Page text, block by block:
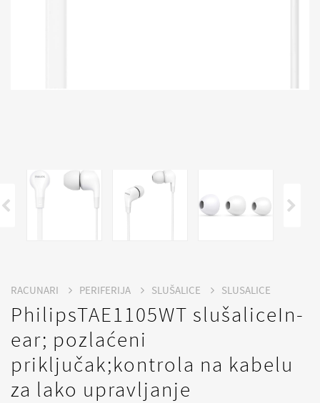
RACUNARI PERIFERIJA SLUŠALICE SLUSALICE
PhilipsTAE1105WT slušaliceIn-
ear; pozlaćeni
priključak;kontrola na kabelu
za lako upravljanje